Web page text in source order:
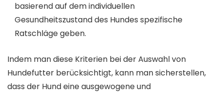
basierend auf dem individuellen
Gesundheitszustand des Hundes spezifische
Ratschläge geben.
Indem man diese Kriterien bei der Auswahl von
Hundefutter berücksichtigt, kann man sicherstellen,
dass der Hund eine ausgewogene und